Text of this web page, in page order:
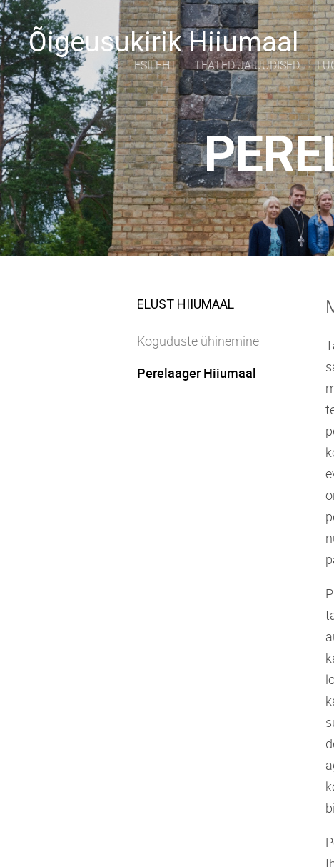
Õigeusukirik Hiiumaal
ESILEHT TEATED JA UUDISED
ELUST HIIUMAAL
Koguduste ühinemine
Perelaager Hiiumaal